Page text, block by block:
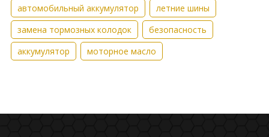
автомобильный аккумулятор
летние шины
замена тормозных колодок
безопасность
аккумулятор
моторное масло